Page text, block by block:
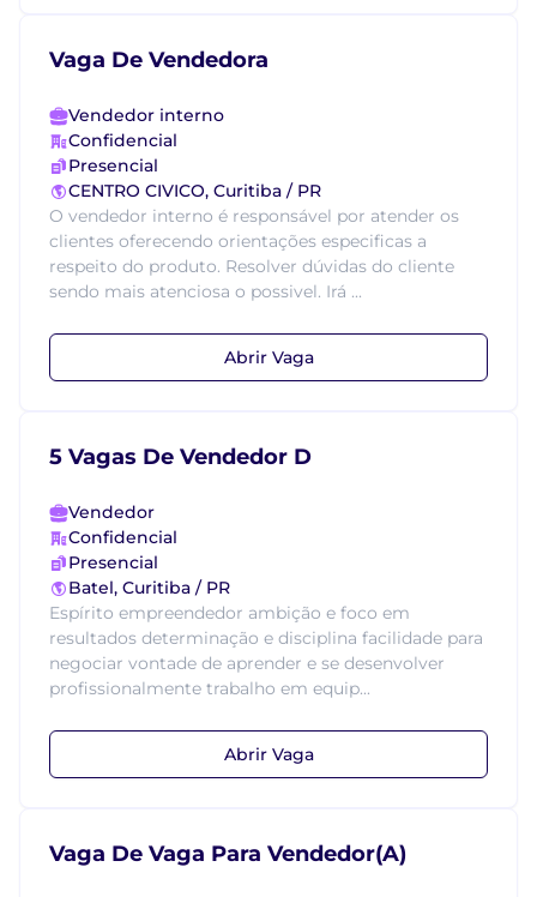
Vaga De Vendedora
Vendedor interno
Confidencial
Presencial
CENTRO CIVICO, Curitiba / PR
O vendedor interno é responsável por atender os
clientes oferecendo orientações especificas a
respeito do produto. Resolver dúvidas do cliente
sendo mais atenciosa o possivel. Irá ...
Abrir Vaga
5 Vagas De Vendedor D
Vendedor
Confidencial
Presencial
Batel, Curitiba / PR
Espírito empreendedor ambição e foco em
resultados determinação e disciplina facilidade para
negociar vontade de aprender e se desenvolver
profissionalmente trabalho em equip...
Abrir Vaga
Vaga De Vaga Para Vendedor(A)